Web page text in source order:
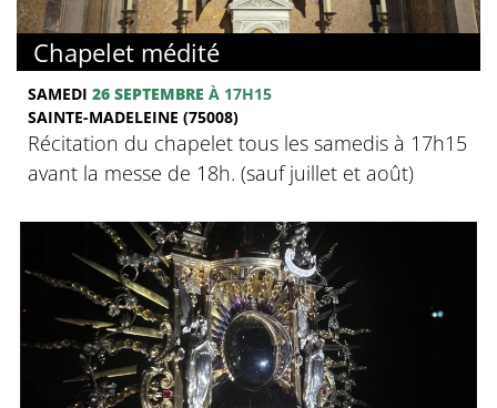
Chapelet médité
SAMEDI 26 SEPTEMBRE À 17H15
SAINTE-MADELEINE (75008)
Récitation du chapelet tous les samedis à 17h15
avant la messe de 18h. (sauf juillet et août)